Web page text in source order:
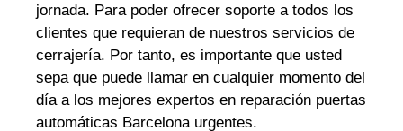
jornada. Para poder ofrecer soporte a todos los
clientes que requieran de nuestros servicios de
cerrajería. Por tanto, es importante que usted
sepa que puede llamar en cualquier momento del
día a los mejores expertos en reparación puertas
automáticas Barcelona urgentes.